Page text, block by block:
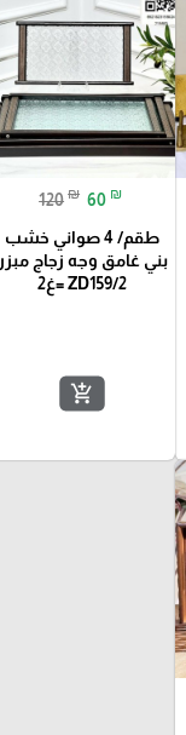
120 ₪ 60 ₪
طقم/ 4 صواني خشب
بني غامق وجه زجاج مبزر
ZD159/2 =غ2
add_shopping_cart